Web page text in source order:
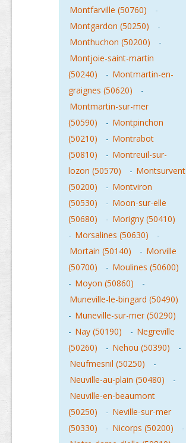
Montfarville (50760)
-
Montgardon (50250)
-
Monthuchon (50200)
-
Montjoie-saint-martin
(50240)
- Montmartin-en-
graignes (50620)
-
Montmartin-sur-mer
(50590)
- Montpinchon
(50210)
- Montrabot
(50810)
- Montreuil-sur-
lozon (50570)
- Montsurvent
(50200)
- Montviron
(50530)
- Moon-sur-elle
(50680)
- Morigny (50410)
- Morsalines (50630)
-
Mortain (50140)
- Morville
(50700)
- Moulines (50600)
- Moyon (50860)
-
Muneville-le-bingard (50490)
- Muneville-sur-mer (50290)
- Nay (50190) - Negreville
(50260)
- Nehou (50390)
-
Neufmesnil (50250)
-
Neuville-au-plain (50480)
-
Neuville-en-beaumont
(50250)
- Neville-sur-mer
(50330)
- Nicorps (50200)
-